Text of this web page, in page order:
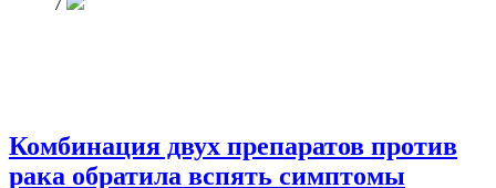
7
Комбинация двух препаратов против
рака обратила вспять симптомы